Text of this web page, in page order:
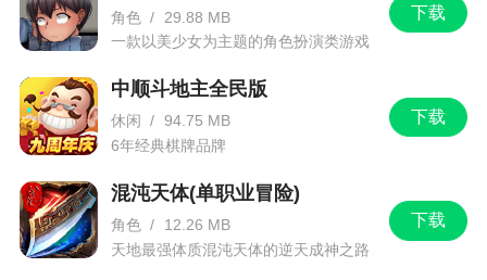
下载
角色 /
29.88 MB
一款以美少女为主题的角色扮演类游戏
下载
中顺斗地主全民版
休闲 / 94.75 MB
6年经典棋牌品牌
下载
混沌天体(单职业冒险)
角色 /
12.26 MB
天地最强体质混沌天体的逆天成神之路